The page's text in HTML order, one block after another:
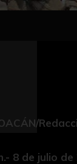
8 de julio